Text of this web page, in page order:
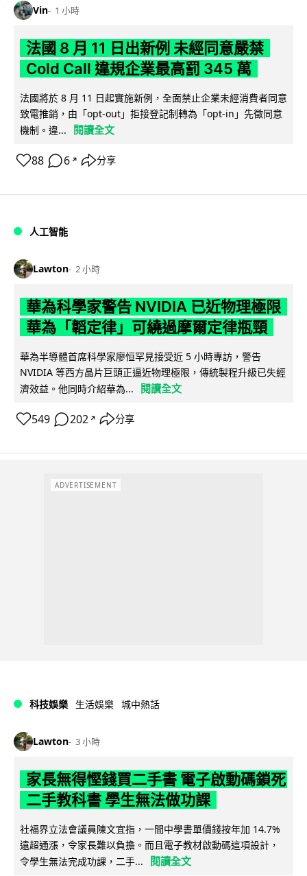
Vin 1 小時
法國 8 月 11 日出新例 未經同意嚴禁
Cold Call 違規企業最高罰 345 萬
法國將於 8 月 11 日起實施新例，全面禁止企業未經消費者同意
致電推銷，由「opt-out」拒接登記制轉為「opt-in」先徵同意
機制。違...
閱讀全文
88 6 ↗ 分享
人工智能
Lawton 2 小時
華為科學家警告 NVIDIA 已近物理極限
華為「韜定律」可繞過摩爾定律瓶頸
華為半導體首席科學家廖恒罕見接受近 5 小時專訪，警告
NVIDIA 等西方晶片巨頭正逼近物理極限，傳統製程升級已失經
濟效益。他同時介紹華為...
閱讀全文
549 202 ↗ 分享
ADVERTISEMENT
科技娛樂 生活娛樂 城中熱話
Lawton 3 小時
家長無得慳錢買二手書 電子啟動碼鎖死
二手教科書 學生無法做功課
社福界立法會議員陳文宜指，一間中學書單價錢按年加 14.7%
遠超通漲，令家長難以負擔。而且電子教材啟動碼這項設計，
令學生無法完成功課，二手...
閱讀全文